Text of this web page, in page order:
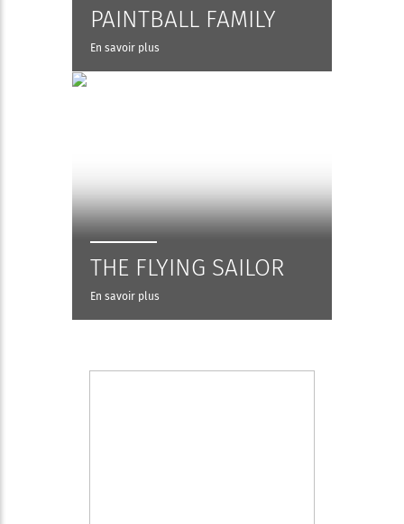
PAINTBALL FAMILY
En savoir plus
THE FLYING SAILOR
En savoir plus